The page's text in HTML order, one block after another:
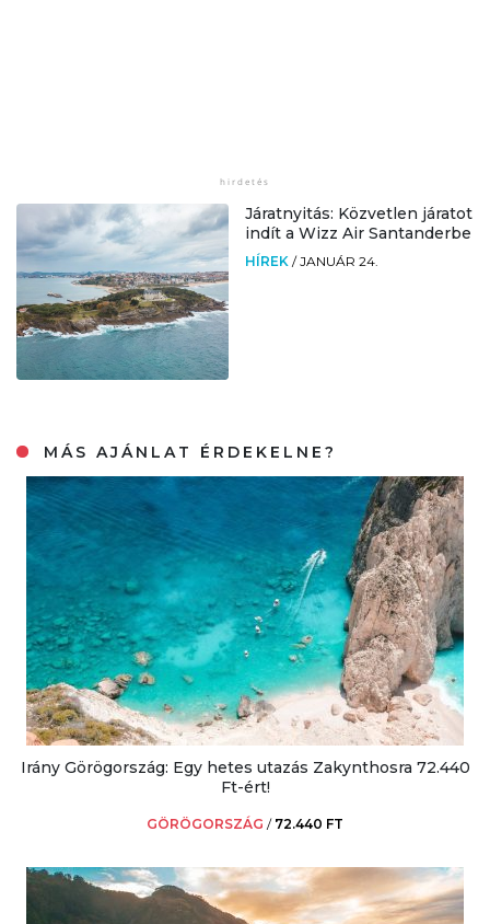
Járatnyitás: Közvetlen járatot
indít a Wizz Air Santanderbe
HÍREK /JANUÁR 24.
MÁS AJÁNLAT ÉRDEKELNE?
Irány Görögország: Egy hetes utazás Zakynthosra 72.440
Ft-ért!
GÖRÖGORSZÁG / 72.440 FT